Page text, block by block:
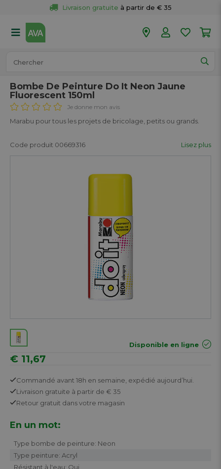
Livraison gratuite à partir de € 35
50 magasins
Bombe De Peinture Do It Neon Jaune
Fluorescent 150ml
Je donne mon avis
Marabu pour tous les projets de bricolage, petits ou grands.
Code produit 00669316 Lisez plus
Disponible en ligne
€ 11,67
Commandé avant 18h en semaine, expédié aujourd’hui.
Livraison gratuite à partir de € 35
Retour gratuit dans votre magasin
En un mot:
Type bombe de peinture: Neon
Type peinture: Acryl
Résistant à l'eau: Oui